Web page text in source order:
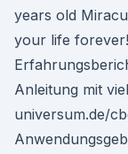
years old
your life forever!
Anleitung mit
universum.de/